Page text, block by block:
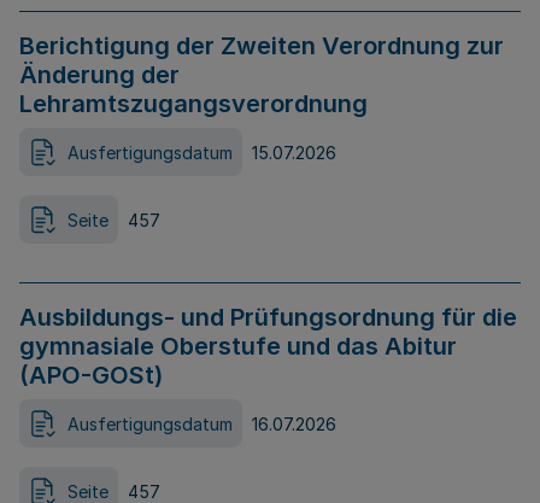
Berichtigung der Zweiten Verordnung zur
Änderung der
Lehramtszugangsverordnung
Ausfertigungsdatum 15.07.2026
Seite 457
Ausbildungs- und Prüfungsordnung für die
gymnasiale Oberstufe und das Abitur
(APO-GOSt)
Ausfertigungsdatum 16.07.2026
Seite 457